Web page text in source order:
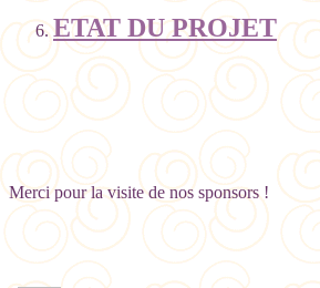
ETAT DU PROJET
Merci pour la visite de nos sponsors !